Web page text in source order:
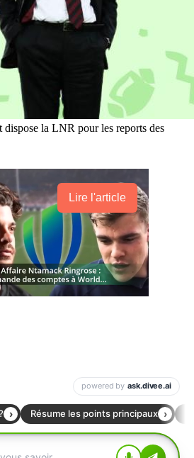
dispose la LNR pour les reports des
Lire l'article